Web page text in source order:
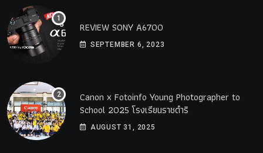
REVIEW SONY A6700
SEPTEMBER 6, 2023
Canon x Fotoinfo​ Young​ Photographer to
School 2025 โรงเรียนราชดำริ
AUGUST 31, 2025